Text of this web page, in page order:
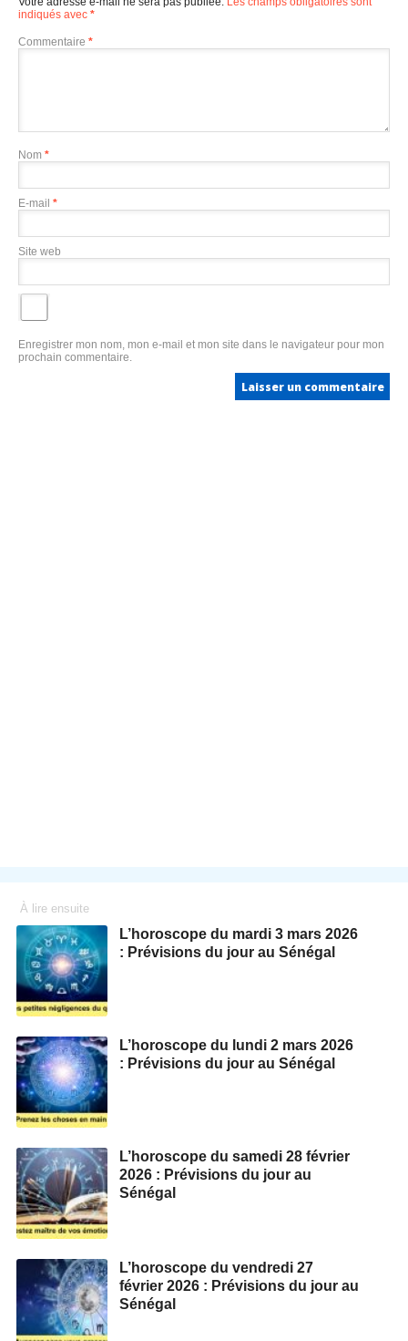
indiqués avec *
Commentaire *
Nom *
E-mail *
Site web
Enregistrer mon nom, mon e-mail et mon site dans le navigateur pour mon
prochain commentaire.
À lire ensuite
L’horoscope du mardi 3 mars 2026
: Prévisions du jour au Sénégal
L’horoscope du lundi 2 mars 2026
: Prévisions du jour au Sénégal
L’horoscope du samedi 28 février
2026 : Prévisions du jour au
Sénégal
L’horoscope du vendredi 27
février 2026 : Prévisions du jour au
Sénégal